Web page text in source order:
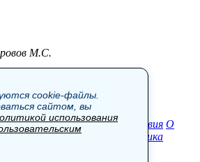
М.С.
Контакты В мире Происшествия О
Пресс-релизы
Политика
cookie-файлы.
сайтом, вы
использования